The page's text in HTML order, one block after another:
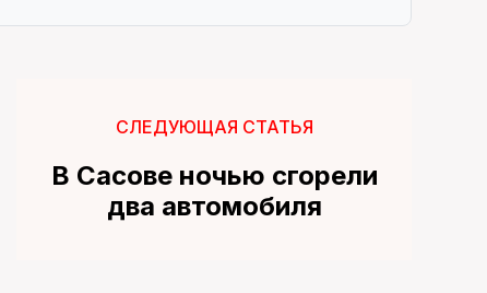
СЛЕДУЮЩАЯ СТАТЬЯ
В Сасове ночью сгорели
два автомобиля